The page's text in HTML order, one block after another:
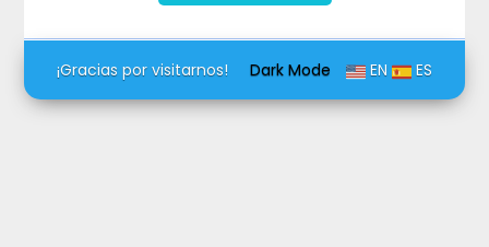
Dark Mode EN ES
¡Gracias por visitarnos!